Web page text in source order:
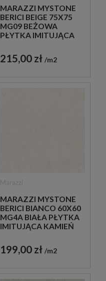
MARAZZI MYSTONE
BERICI BEIGE 75X75
MG09 BEŻOWA
PŁYTKA IMITUJĄCA
215,00 zł m2
MARAZZI MYSTONE
BERICI BIANCO 60X60
MG4A BIAŁA PŁYTKA
IMITUJĄCA KAMIEŃ
199,00 zł m2